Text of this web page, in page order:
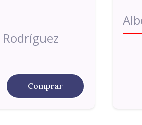
Rodríguez
Comprar